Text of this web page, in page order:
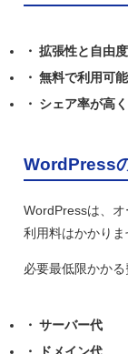
拡張性と自由
無料で利用可能
シェア率が高
WordPress
WordPressは、オ
利用料はかかりま
必要最低限かかる
サーバー代